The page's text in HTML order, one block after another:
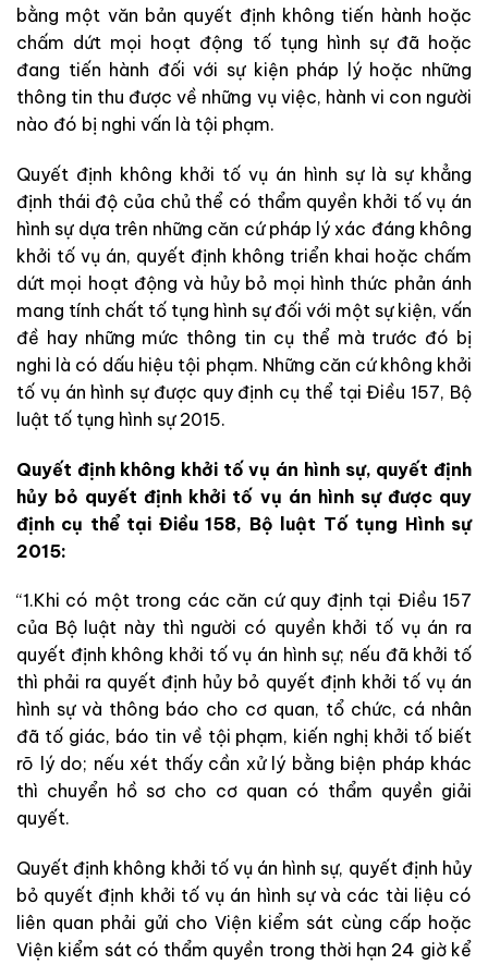
bằng một văn bản quyết định không tiến hành hoặc
chấm dứt mọi hoạt động tố tụng hình sự đã hoặc
đang tiến hành đối với sự kiện pháp lý hoặc những
thông tin thu được về những vụ việc, hành vi con người
nào đó bị nghi vấn là tội phạm.
Quyết định không khởi tố vụ án hình sự là sự khẳng
định thái độ của chủ thể có thẩm quyền khởi tố vụ án
hình sự dựa trên những căn cứ pháp lý xác đáng không
khởi tố vụ án, quyết định không triển khai hoặc chấm
dứt mọi hoạt động và hủy bỏ mọi hình thức phản ánh
mang tính chất tố tụng hình sự đối với một sự kiện, vấn
đề hay những mức thông tin cụ thể mà trước đó bị
nghi là có dấu hiệu tội phạm. Những căn cứ không khởi
tố vụ án hình sự được quy định cụ thể tại Điều 157, Bộ
luật tố tụng hình sự 2015.
Quyết định không khởi tố vụ án hình sự, quyết định
hủy bỏ quyết định khởi tố vụ án hình sự được quy
định cụ thể tại Điều 158, Bộ luật Tố tụng Hình sự
2015:
“1.Khi có một trong các căn cứ quy định tại Điều 157
của Bộ luật này thì người có quyền khởi tố vụ án ra
quyết định không khởi tố vụ án hình sự; nếu đã khởi tố
thì phải ra quyết định hủy bỏ quyết định khởi tố vụ án
hình sự và thông báo cho cơ quan, tổ chức, cá nhân
đã tố giác, báo tin về tội phạm, kiến nghị khởi tố biết
rõ lý do; nếu xét thấy cần xử lý bằng biện pháp khác
thì chuyển hồ sơ cho cơ quan có thẩm quyền giải
quyết.
Quyết định không khởi tố vụ án hình sự, quyết định hủy
bỏ quyết định khởi tố vụ án hình sự và các tài liệu có
liên quan phải gửi cho Viện kiểm sát cùng cấp hoặc
Viện kiểm sát có thẩm quyền trong thời hạn 24 giờ kể